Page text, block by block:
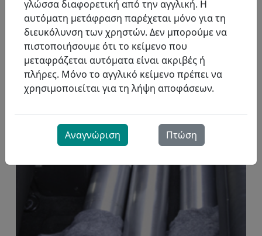
προϊόντα στο όχημα.
γλώσσα διαφορετική από την αγγλική. Η
αυτόματη μετάφραση παρέχεται μόνο για τη
διευκόλυνση των χρηστών. Δεν μπορούμε να
πιστοποιήσουμε ότι το κείμενο που
μεταφράζεται αυτόματα είναι ακριβές ή
πλήρες. Μόνο το αγγλικό κείμενο πρέπει να
χρησιμοποιείται για τη λήψη αποφάσεων.
Αναγνώριση Πτώση